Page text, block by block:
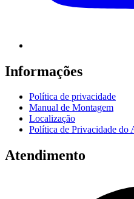
Informações
Política de privacidade
Manual de Montagem
Localização
Política de Privacidade
Atendimento